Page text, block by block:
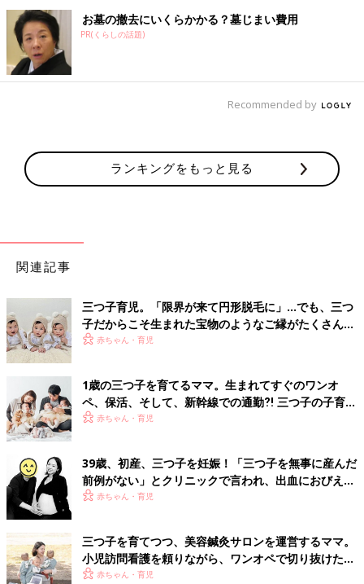
お墓の撤去にいくらかかる？墓じまい費用
PR(くらしの話題)
Recommended by
ランキングをもっと見る
関連記事
三つ子育児。「限界が来て円形脱毛に」…でも、三つ
子だからこそ生まれた宝物のようなご縁がたくさん！
【体験談】
赤ちゃん・育児
1歳の三つ子を育てるママ。生まれてすぐのワンオ
ペ、保活、そして、新幹線での通勤⁈ 三つ子の子育て
のリアル【多胎育児体験談】
赤ちゃん・育児
39歳、初産、三つ子を妊娠！「三つ子を無事に産んだ
前例がない」とクリニックで言われ、出血におびえる
日々…【桑子英里アナ・インタビュー】
赤ちゃん・育児
三つ子を育てつつ、美容鍼灸サロンを運営するママ。
小児訪問看護を頼りながら、ワンオペで切り抜けた赤
ちゃん育児！【多胎インタビュー・後編】
赤ちゃん・育児